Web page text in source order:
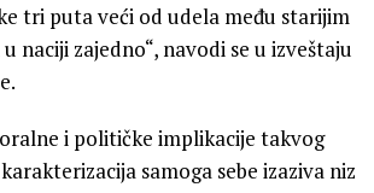
tri puta veći od udela među starijim
naciji zajedno“, navodi se u izveštaju
i političke implikacije takvog
samoga sebe izaziva niz